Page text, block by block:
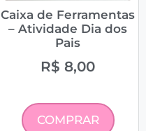
Caixa de Ferramentas
– Atividade Dia dos
Pais
R$ 8,00
COMPRAR